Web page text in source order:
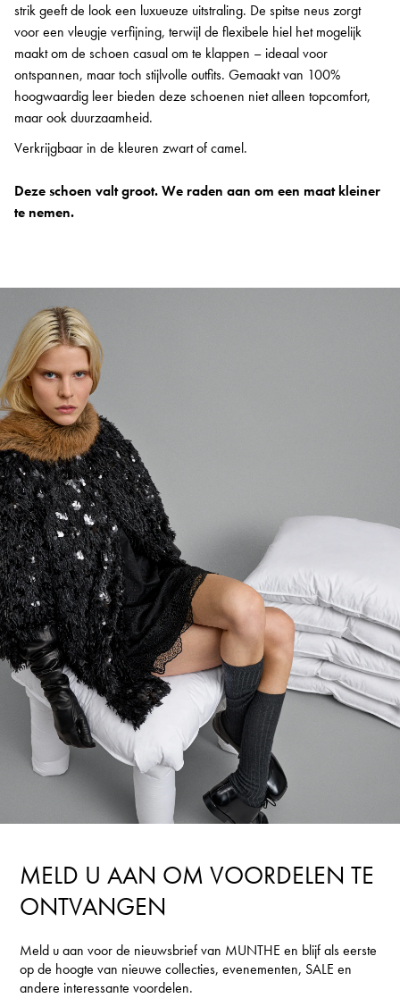
strik geeft de look een luxueuze uitstraling. De spitse neus zorgt
voor een vleugje verfijning, terwijl de flexibele hiel het mogelijk
maakt om de schoen casual om te klappen – ideaal voor
ontspannen, maar toch stijlvolle outfits. Gemaakt van 100%
hoogwaardig leer bieden deze schoenen niet alleen topcomfort,
maar ook duurzaamheid.
Verkrijgbaar in de kleuren zwart of camel.
Deze schoen valt groot. We raden aan om een maat kleiner
te nemen.
MELD U AAN OM VOORDELEN TE
ONTVANGEN
Meld u aan voor de nieuwsbrief van MUNTHE en blijf als eerste
op de hoogte van nieuwe collecties, evenementen, SALE en
andere interessante voordelen.
Inloggen vereist
Meld u aan bij uw account om producten aan uw
verlanglijst toe te voegen en uw eerder opgeslagen
artikelen te bekijken.
LOGIN